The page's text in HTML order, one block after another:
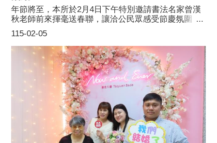
115-02-05
年節將至，本所於2月4日下午特別邀請書法名家曾漢
秋老師前來揮毫送春聯，讓洽公民眾感受節慶氛圍，
並將手寫的祝福帶回家，為家戶增添喜氣。